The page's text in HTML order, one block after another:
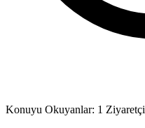
Konuyu Okuyanlar: 1 Ziyaretçi